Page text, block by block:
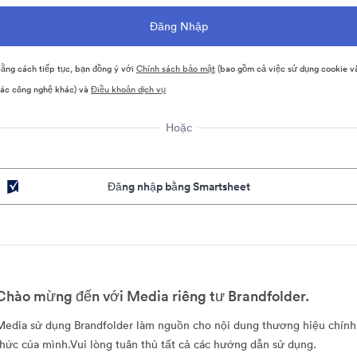
cách tiếp tục, bạn đồng ý với Chính sách bảo mật(bao gồm cả việc sử dụng cookie
công nghệ khác) và Điều khoản dịch vụ
Hoặc
Đăng nhập bằng Smartsheet
mừng đến với Media riêng tư Brandfolder.
sử dụng Brandfolder làm nguồn cho nội dung thương hiệu chính
của mình.Vui lòng tuân thủ tất cả các hướng dẫn sử dụng.